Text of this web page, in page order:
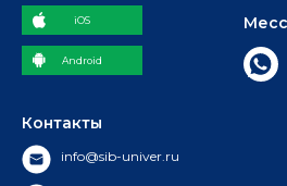
iOS
Android
Контакты
info@sib-univer.ru